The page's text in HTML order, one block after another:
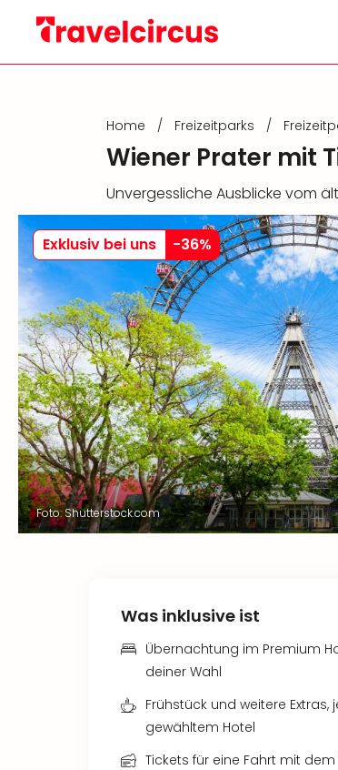
Home / Freizeitparks /
Wiener Prater mit
Unvergessliche Ausblicke vom
Exklusiv bei uns -36%
Foto: Shutterstock.com
Was inklusive ist
Übernachtung im Premium
deiner Wahl
Frühstück und weitere Extras,
gewähltem Hotel
Tickets für eine Fahrt mit dem